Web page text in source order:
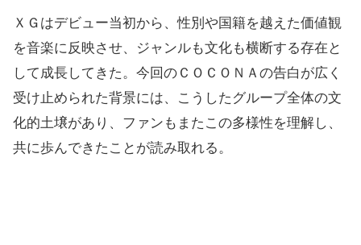
ＸＧはデビュー当初から、性別や国籍を越えた価値観
を音楽に反映させ、ジャンルも文化も横断する存在と
して成長してきた。今回のＣＯＣＯＮＡの告白が広く
受け止められた背景には、こうしたグループ全体の文
化的土壌があり、ファンもまたこの多様性を理解し、
共に歩んできたことが読み取れる。